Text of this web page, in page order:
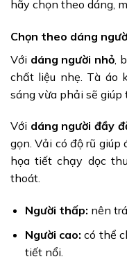
hãy chọn theo dáng,
Chọn theo dáng
Với dáng người nhỏ,
chất liệu nhẹ. Tà áo
sáng vừa phải sẽ giúp
Với dáng người đầy
gọn. Vải có độ rũ giúp
họa tiết chạy dọc
thoát.
Người thấp: nên
Người cao: có thể
tiết nổi.